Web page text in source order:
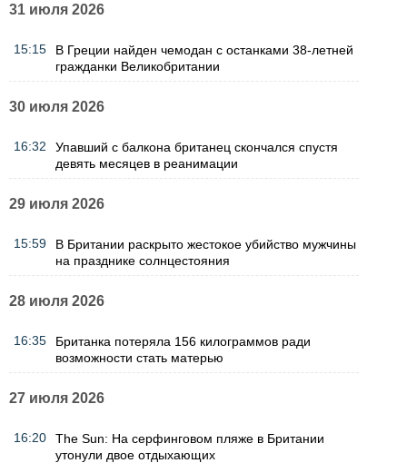
31 июля 2026
15:15
В Греции найден чемодан с останками 38-летней
гражданки Великобритании
30 июля 2026
16:32
Упавший с балкона британец скончался спустя
девять месяцев в реанимации
29 июля 2026
15:59
В Британии раскрыто жестокое убийство мужчины
на празднике солнцестояния
28 июля 2026
16:35
Британка потеряла 156 килограммов ради
возможности стать матерью
27 июля 2026
16:20
The Sun: На серфинговом пляже в Британии
утонули двое отдыхающих